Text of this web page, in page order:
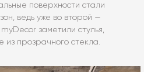
поверхности стали
ведь уже во второй —
заметили стулья,
из прозрачного стекла.